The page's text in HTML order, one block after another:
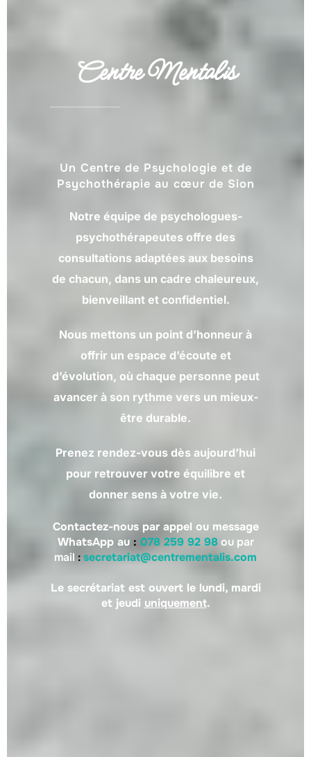
Centre Mentalis
Un Centre de Psychologie et de
Psychothérapie au cœur de Sion
Notre équipe de psychologues-
psychothérapeutes offre des
consultations adaptées aux besoins
de chacun, dans un cadre chaleureux,
bienveillant et confidentiel.
Nous mettons un point d’honneur à
offrir un espace d’écoute et
d’évolution, où chaque personne peut
avancer à son rythme vers un mieux-
être durable.
Prenez rendez-vous dès aujourd’hui
pour retrouver votre équilibre et
donner sens à votre vie.
Contactez-nous par appel ou message
WhatsApp au: 078 259 92 98 ou par
mail :secretariat@centrementalis.com
Le secrétariat est ouvert le lundi, mardi
et jeudi uniquement.